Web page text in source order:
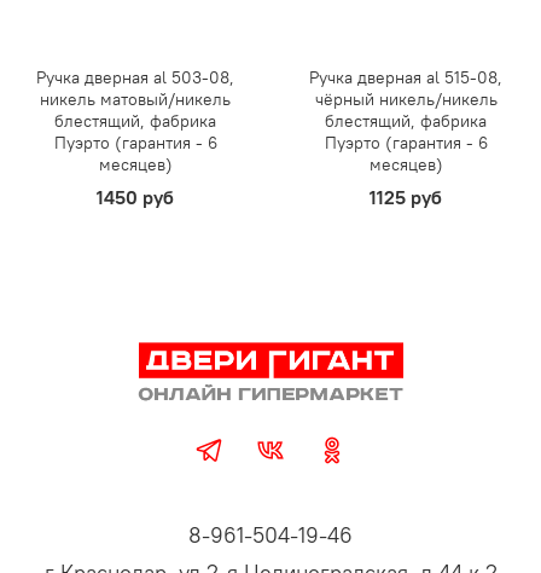
Ручка дверная al 503-08,
никель матовый/никель
блестящий, фабрика
Пуэрто (гарантия - 6
месяцев)
1450 руб
Ручка дверная al 515-08,
чёрный никель/никель
блестящий, фабрика
Пуэрто (гарантия - 6
месяцев)
1125 руб
8-961-504-19-46